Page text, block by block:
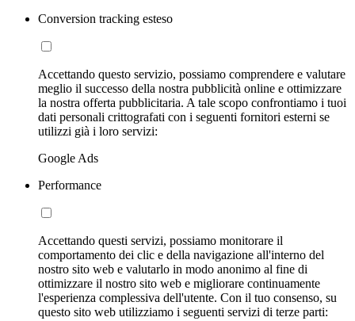
Conversion tracking esteso
Accettando questo servizio, possiamo comprendere e valutare
meglio il successo della nostra pubblicità online e ottimizzare
la nostra offerta pubblicitaria. A tale scopo confrontiamo i tuoi
dati personali crittografati con i seguenti fornitori esterni se
utilizzi già i loro servizi:
Google Ads
Performance
Accettando questi servizi, possiamo monitorare il
comportamento dei clic e della navigazione all'interno del
nostro sito web e valutarlo in modo anonimo al fine di
ottimizzare il nostro sito web e migliorare continuamente
l'esperienza complessiva dell'utente. Con il tuo consenso, su
questo sito web utilizziamo i seguenti servizi di terze parti: